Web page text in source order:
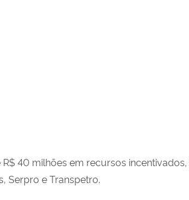
40 milhões em recursos
Serpro e Transpetro.